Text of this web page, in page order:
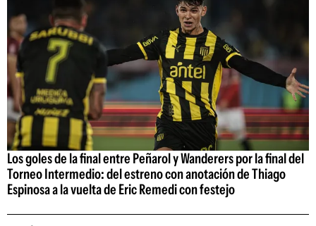
Los goles de la final entre Peñarol y Wanderers por la final del
Torneo Intermedio: del estreno con anotación de Thiago
Espinosa a la vuelta de Eric Remedi con festejo